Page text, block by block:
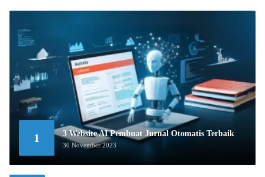
1 3 Website AI Pembuat Jurnal Otomatis Terbaik
30 November 2023